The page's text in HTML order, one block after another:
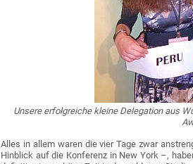
Unsere erfolgreiche kleine Delegation aus
Alles in allem waren die vier Tage zwar
Hinblick auf die Konferenz in New York –,